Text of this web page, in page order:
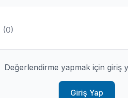
(0)
Değerlendirme yapmak için giriş
Giriş Yap